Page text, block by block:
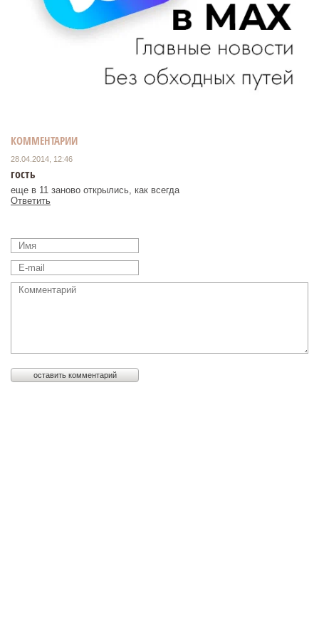
КОММЕНТАРИИ
28.04.2014, 12:46
гость
еще в 11 заново открылись, как всегда
Ответить